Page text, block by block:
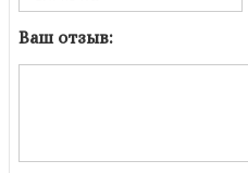
Ваш отзыв: